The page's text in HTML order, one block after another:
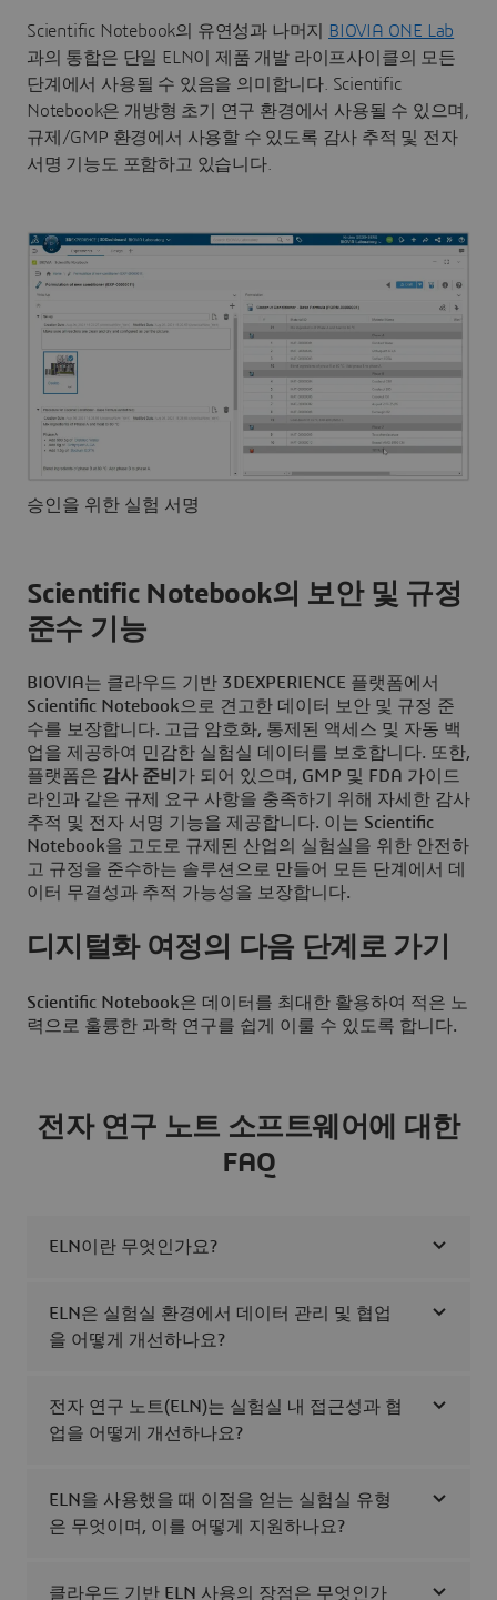
Scientific Notebook의 유연성과 나머지
BIOVIA ONE Lab
과의 통합은 단일 ELN이 제품 개발 라이프사이클의 모든
단계에서 사용될 수 있음을 의미합니다. Scientific
Notebook은 개방형 초기 연구 환경에서 사용될 수 있으며,
규제/GMP 환경에서 사용할 수 있도록 감사 추적 및 전자
서명 기능도 포함하고 있습니다.
승인을 위한 실험 서명
Scientific Notebook의 보안 및 규정
준수 기능
BIOVIA는 클라우드 기반 3DEXPERIENCE 플랫폼에서
Scientific Notebook으로 견고한 데이터 보안 및 규정 준
수를 보장합니다. 고급 암호화, 통제된 액세스 및 자동 백
업을 제공하여 민감한 실험실 데이터를 보호합니다. 또한,
플랫폼은 감사 준비 가 되어 있으며, GMP 및 FDA 가이드
라인과 같은 규제 요구 사항을 충족하기 위해 자세한 감사
추적 및 전자 서명 기능을 제공합니다. 이는 Scientific
Notebook을 고도로 규제된 산업의 실험실을 위한 안전하
고 규정을 준수하는 솔루션으로 만들어 모든 단계에서 데
이터 무결성과 추적 가능성을 보장합니다.
디지털화 여정의 다음 단계로 가기
Scientific Notebook은 데이터를 최대한 활용하여 적은 노
력으로 훌륭한 과학 연구를 쉽게 이룰 수 있도록 합니다.
전자 연구 노트 소프트웨어에 대한
FAQ
ELN이란 무엇인가요?
ELN은 실험실 환경에서 데이터 관리 및 협업
을 어떻게 개선하나요?
전자 연구 노트(ELN)는 실험실 내 접근성과 협
업을 어떻게 개선하나요?
ELN을 사용했을 때 이점을 얻는 실험실 유형
은 무엇이며, 이를 어떻게 지원하나요?
클라우드 기반 ELN 사용의 장점은 무엇인가